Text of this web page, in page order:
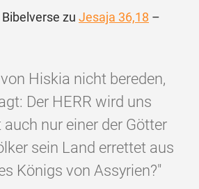
zu Jesaja 36,18 –
Hiskia nicht bereden,
Der HERR wird uns
nur einer der Götter
sein Land errettet aus
Königs von Assyrien?"